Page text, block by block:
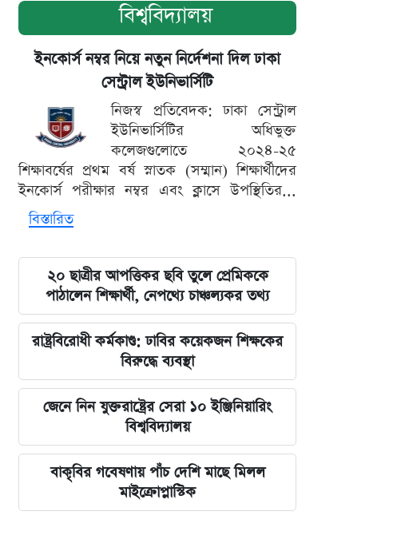
বিশ্ববিদ্যালয়
ইনকোর্স নম্বর নিয়ে নতুন নির্দেশনা দিল ঢাকা
সেন্ট্রাল ইউনিভার্সিটি
নিজস্ব প্রতিবেদক: ঢাকা সেন্ট্রাল
ইউনিভার্সিটির অধিভুক্ত
কলেজগুলোতে ২০২৪-২৫
শিক্ষাবর্ষের প্রথম বর্ষ স্নাতক (সম্মান) শিক্ষার্থীদের
ইনকোর্স পরীক্ষার নম্বর এবং ক্লাসে উপস্থিতির...
বিস্তারিত
২০ ছাত্রীর আপত্তিকর ছবি তুলে প্রেমিককে
পাঠালেন শিক্ষার্থী, নেপথ্যে চাঞ্চল্যকর তথ্য
রাষ্ট্রবিরোধী কর্মকাণ্ড: ঢাবির কয়েকজন শিক্ষকের
বিরুদ্ধে ব্যবস্থা
জেনে নিন যুক্তরাষ্ট্রের সেরা ১০ ইঞ্জিনিয়ারিং
বিশ্ববিদ্যালয়
বাকৃবির গবেষণায় পাঁচ দেশি মাছে মিলল
মাইক্রোপ্লাস্টিক